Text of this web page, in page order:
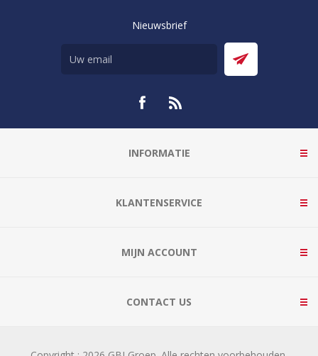
Nieuwsbrief
INFORMATIE
KLANTENSERVICE
MIJN ACCOUNT
CONTACT US